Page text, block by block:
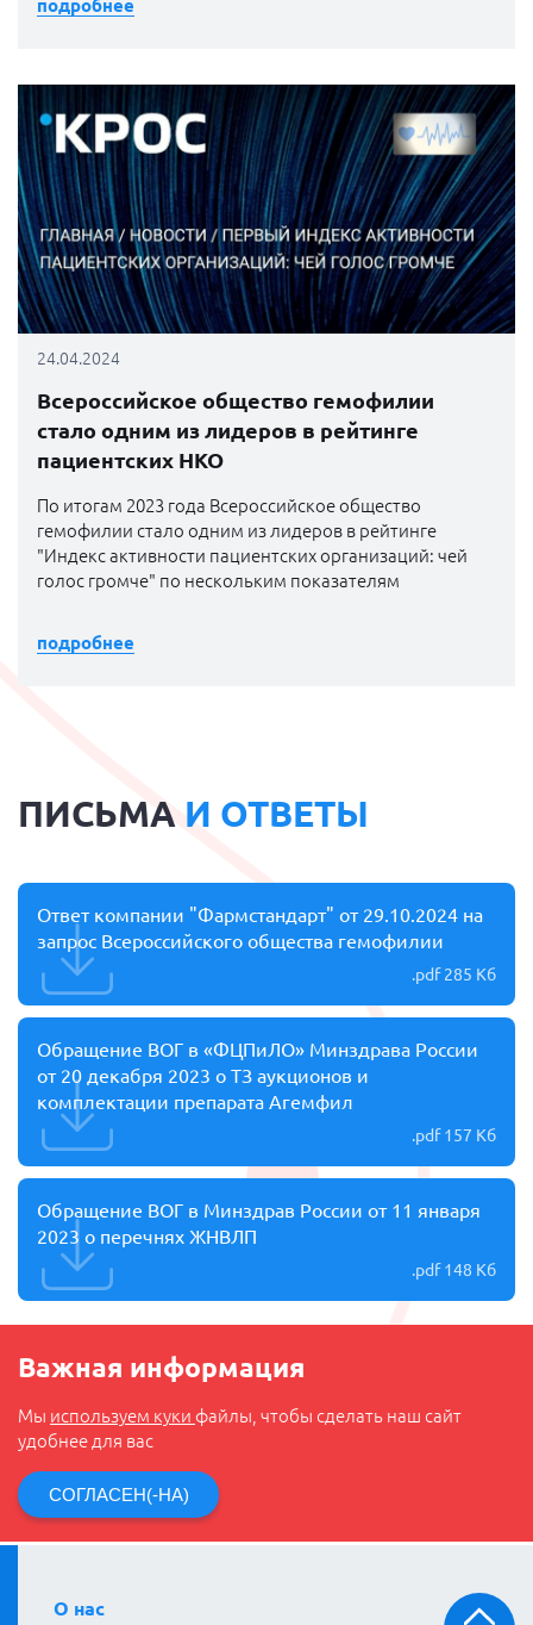
подробнее
24.04.2024
Всероссийское общество гемофилии
стало одним из лидеров в рейтинге
пациентских НКО
По итогам 2023 года Всероссийское общество
гемофилии стало одним из лидеров в рейтинге
"Индекс активности пациентских организаций: чей
голос громче" по нескольким показателям
подробнее
ПИСЬМА И ОТВЕТЫ
Ответ компании "Фармстандарт" от 29.10.2024 на
запрос Всероссийского общества гемофилии
.pdf 285 Кб
Обращение ВОГ в «ФЦПиЛО» Минздрава России
от 20 декабря 2023 о ТЗ аукционов и
комплектации препарата Агемфил
.pdf 157 Кб
Обращение ВОГ в Минздрав России от 11 января
2023 о перечнях ЖНВЛП
.pdf 148 Кб
Важная информация
Мы используем куки файлы, чтобы сделать наш сайт
удобнее для вас
СОГЛАСЕН(-НА)
О нас